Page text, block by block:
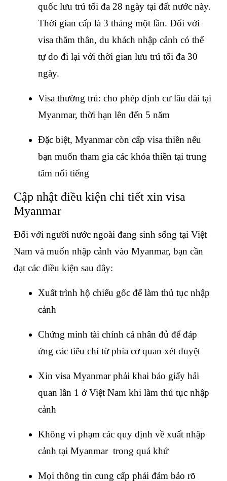
quốc lưu trú tối đa 28 ngày tại đất nước này.
Thời gian cấp là 3 tháng một lần. Đối với
visa thăm thân, du khách nhập cảnh có thể
tự do đi lại với thời gian lưu trú tối đa 30
ngày.
Visa thường trú: cho phép định cư lâu dài tại
Myanmar, thời hạn lên đến 5 năm
Đặc biệt, Myanmar còn cấp visa thiền nếu
bạn muốn tham gia các khóa thiền tại trung
tâm nổi tiếng
Cập nhật điều kiện chi tiết xin visa
Myanmar
Đối với người nước ngoài đang sinh sống tại Việt
Nam và muốn nhập cảnh vào Myanmar, bạn cần
đạt các điều kiện sau đây:
Xuất trình hộ chiếu gốc để làm thủ tục nhập
cảnh
Chứng minh tài chính cá nhân đủ để đáp
ứng các tiêu chí từ phía cơ quan xét duyệt
Xin visa Myanmar phải khai báo giấy hải
quan lần 1 ở Việt Nam khi làm thủ tục nhập
cảnh
Không vi phạm các quy định về xuất nhập
cảnh tại Myanmar  trong quá khứ
Mọi thông tin cung cấp phải đảm bảo rõ